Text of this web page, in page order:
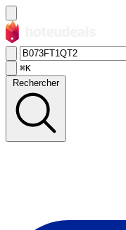
⌘K
Rechercher